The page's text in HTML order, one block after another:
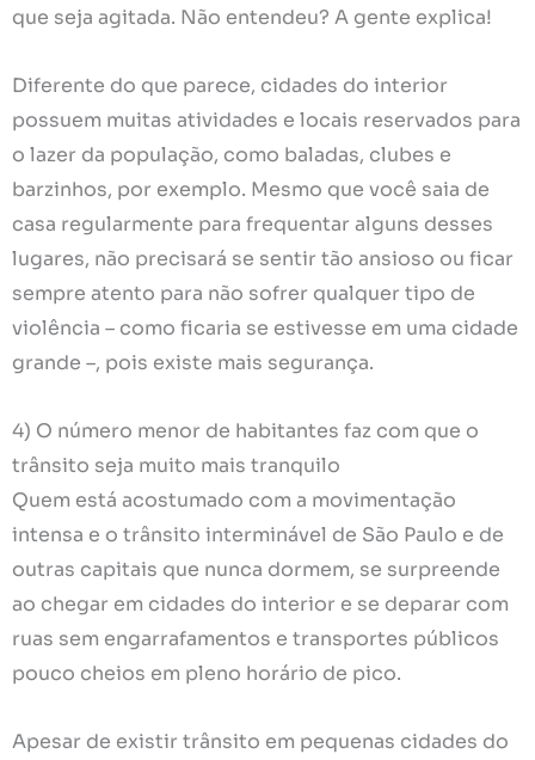
que seja agitada. Não entendeu? A gente explica!
Diferente do que parece, cidades do interior
possuem muitas atividades e locais reservados para
o lazer da população, como baladas, clubes e
barzinhos, por exemplo. Mesmo que você saia de
casa regularmente para frequentar alguns desses
lugares, não precisará se sentir tão ansioso ou ficar
sempre atento para não sofrer qualquer tipo de
violência – como ficaria se estivesse em uma cidade
grande –, pois existe mais segurança.
4) O número menor de habitantes faz com que o
trânsito seja muito mais tranquilo
Quem está acostumado com a movimentação
intensa e o trânsito interminável de São Paulo e de
outras capitais que nunca dormem, se surpreende
ao chegar em cidades do interior e se deparar com
ruas sem engarrafamentos e transportes públicos
pouco cheios em pleno horário de pico.
Apesar de existir trânsito em pequenas cidades do